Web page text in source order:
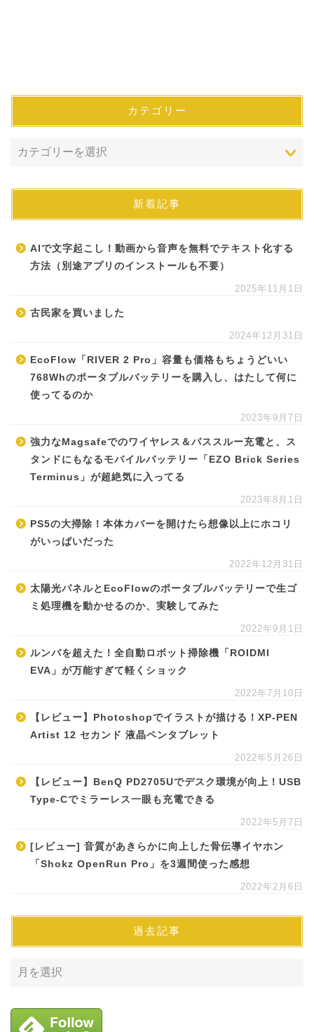
カテゴリー
新着記事
AIで文字起こし！動画から音声を無料でテキスト化する
方法（別途アプリのインストールも不要）
2025年11月1日
古民家を買いました
2024年12月31日
EcoFlow「RIVER 2 Pro」容量も価格もちょうどいい
768Whのポータブルバッテリーを購入し、はたして何に
使ってるのか
2023年9月7日
強力なMagsafeでのワイヤレス＆パススルー充電と、ス
タンドにもなるモバイルバッテリー「EZO Brick Series
Terminus」が超絶気に入ってる
2023年8月1日
PS5の大掃除！本体カバーを開けたら想像以上にホコリ
がいっぱいだった
2022年12月31日
太陽光パネルとEcoFlowのポータブルバッテリーで生ゴ
ミ処理機を動かせるのか、実験してみた
2022年9月1日
ルンバを超えた！全自動ロボット掃除機「ROIDMI
EVA」が万能すぎて軽くショック
2022年7月10日
【レビュー】Photoshopでイラストが描ける！XP-PEN
Artist 12 セカンド 液晶ペンタブレット
2022年5月26日
【レビュー】BenQ PD2705Uでデスク環境が向上！USB
Type-Cでミラーレス一眼も充電できる
2022年5月7日
[レビュー] 音質があきらかに向上した骨伝導イヤホン
「Shokz OpenRun Pro」を3週間使った感想
2022年2月6日
過去記事